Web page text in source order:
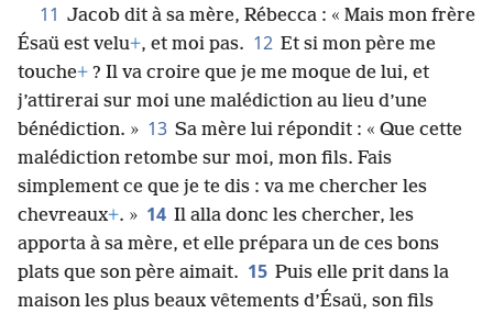
11 Jacob dit à sa mère, Rébecca : « Mais mon frère
Ésaü est velu+, et moi pas. 12 Et si mon père me
touche+ ? Il va croire que je me moque de lui, et
j’attirerai sur moi une malédiction au lieu d’une
bénédiction. » 13 Sa mère lui répondit : « Que cette
malédiction retombe sur moi, mon fils. Fais
simplement ce que je te dis : va me chercher les
chevreaux+. » 14 Il alla donc les chercher, les
apporta à sa mère, et elle prépara un de ces bons
plats que son père aimait. 15 Puis elle prit dans la
maison les plus beaux vêtements d’Ésaü, son fils